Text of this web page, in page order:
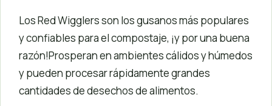
Los Red Wigglers son los gusanos más populares
y confiables para el compostaje, ¡y por una buena
razón!Prosperan en ambientes cálidos y húmedos
y pueden procesar rápidamente grandes
cantidades de desechos de alimentos.